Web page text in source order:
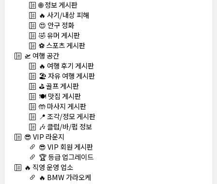
🌐 정보 게시판
🔥 사기/내상 피해
😍 안구 정화
🤣 유머 게시판
⚽ 스포츠 게시판
🛫 여행 공간
🔥 여행 후기 게시판
🏖️ 자유 여행 게시판
⛳ 골프 게시판
🍽️ 맛집 게시판
🤲 마사지 게시판
📍 조각/정모 게시판
🎶 클럽/바/펍 정보
😎 VIP 라운지
😎 VIP 회원 게시판
🏆 등급 업그레이드
🔥 직영 운영 업소
🔥 BMW 가라오케